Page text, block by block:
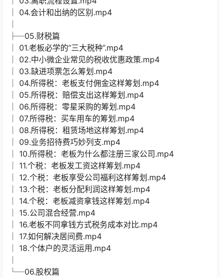
│ 04.会计和出纳的区别.mp4
├─05.财税篇
│ 01.老板必学的“三大税种”.mp4
│ 02.中小微企业常见的税收优惠政策.mp4
│ 03.缺进项票怎么筹划.mp4
│ 04.所得税：老板支付佣金这样筹划.mp4
│ 05.所得税：赔偿支出这样筹划.mp4
│ 06.所得税：零星采购的筹划.mp4
│ 07.所得税：买车用车的筹划.mp4
│ 08.所得税：租赁场地这样筹划.mp4
│ 09.业务招待费巧妙列支.mp4
│ 10.所得税：老板为什么都注册三家公司.mp4
│ 11.个税：老板发工资这样筹划.mp4
│ 12.个税：老板享受公司福利这样筹划.mp4
│ 13.个税：老板分配利润这样筹划.mp4
│ 14.个税：老板减资拿钱这样筹划.mp4
│ 15.公司混合经营.mp4
│ 16.老板不同拿钱方式税务成本对比.mp4
│ 17.如何解决居间费.mp4
│ 18.个体户的灵活运用.mp4
└─06.股权篇